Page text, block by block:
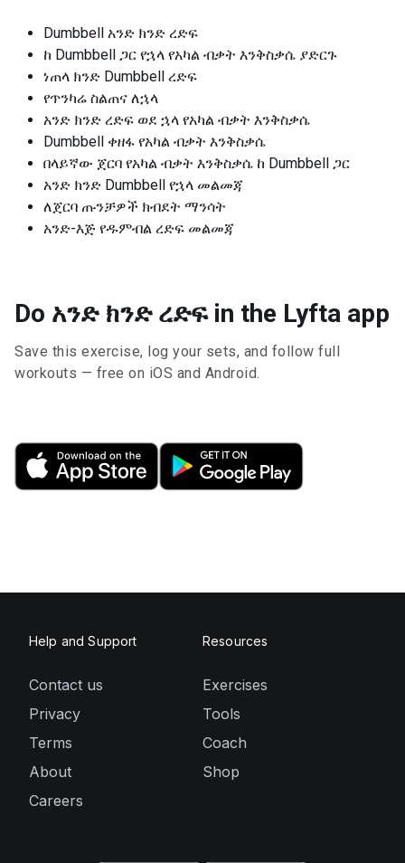
Dumbbell አንድ ክንድ ረድፍ
ከ Dumbbell ጋር የኋላ የአካል ብቃት እንቅስቃሴ ያድርጉ
ነጠላ ክንድ Dumbbell ረድፍ
የጥንካሬ ስልጠና ለኋላ
አንድ ክንድ ረድፍ ወደ ኋላ የአካል ብቃት እንቅስቃሴ
Dumbbell ቀዘፋ የአካል ብቃት እንቅስቃሴ
በላይኛው ጀርባ የአካል ብቃት እንቅስቃሴ ከ Dumbbell ጋር
አንድ ክንድ Dumbbell የኋላ መልመጃ
ለጀርባ ጡንቻዎች ክብደት ማንሳት
አንድ-እጅ የዱምብል ረድፍ መልመጃ
Do አንድ ክንድ ረድፍ in the Lyfta app
Save this exercise, log your sets, and follow full
workouts — free on iOS and Android.
Help and Support
Contact us
Privacy
Terms
About
Careers
Resources
Exercises
Tools
Coach
Shop